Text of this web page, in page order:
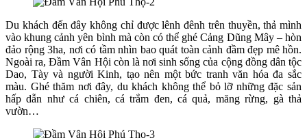
Du khách đến đây không chỉ được lênh đênh trên thuyền, thả mình
vào khung cảnh yên bình mà còn có thể ghé Cảng Dũng Mây – hòn
đảo rộng 3ha, nơi có tầm nhìn bao quát toàn cảnh đầm đẹp mê hồn.
Ngoài ra, Đầm Vân Hội còn là nơi sinh sống của cộng đồng dân tộc
Dao, Tày và người Kinh, tạo nên một bức tranh văn hóa đa sắc
màu. Ghé thăm nơi đây, du khách không thể bỏ lỡ những đặc sản
hấp dẫn như cá chiên, cá trắm đen, cá quả, măng rừng, gà thả
vườn…